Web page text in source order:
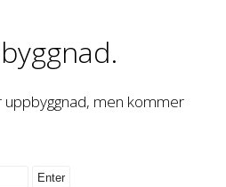
uppbyggnad, men kommer